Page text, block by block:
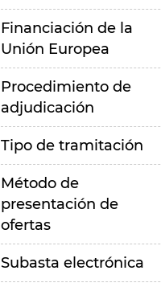
Financiación de la
Unión Europea
Procedimiento de
adjudicación
Tipo de tramitación
Método de
presentación de
ofertas
Subasta electrónica